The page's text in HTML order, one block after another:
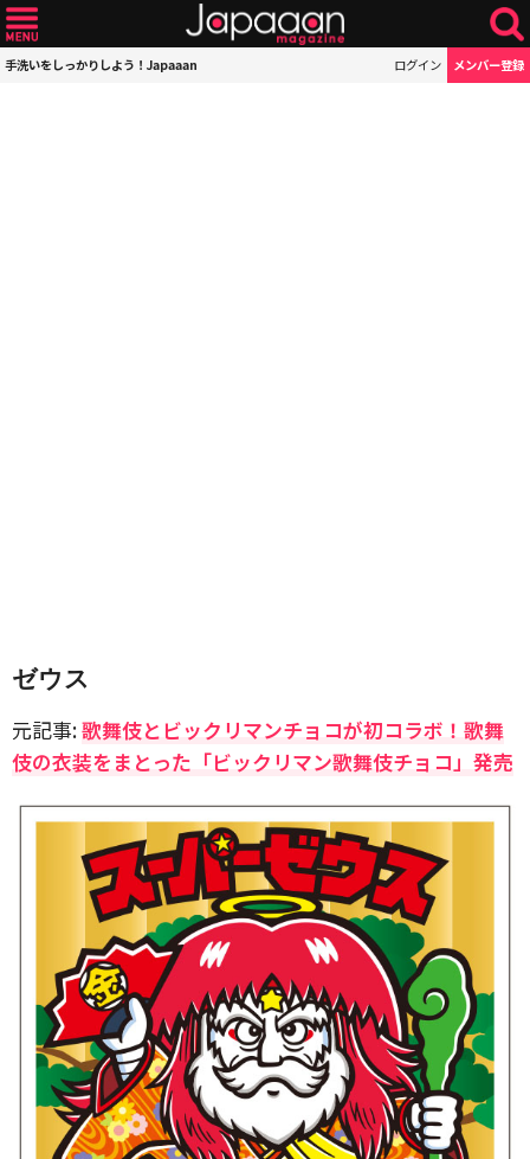
手洗いをしっかりしよう！Japaaan ログイン メンバー登録
ゼウス
元記事:歌舞伎とビックリマンチョコが初コラボ！歌舞
伎の衣装をまとった「ビックリマン歌舞伎チョコ」発売